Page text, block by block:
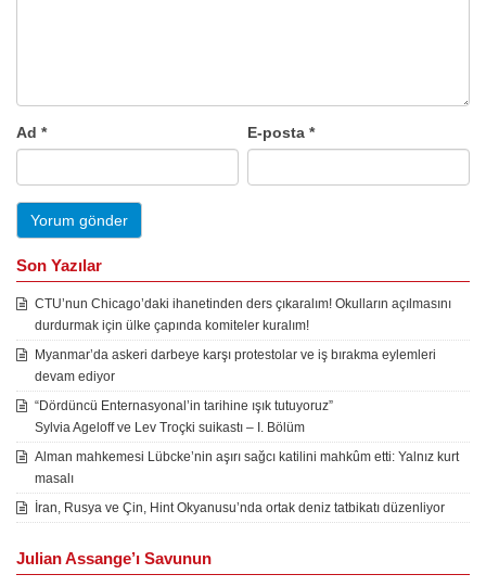
Ad * E-posta*
Son Yazılar
CTU’nun Chicago’daki ihanetinden ders çıkaralım! Okulların açılmasını
durdurmak için ülke çapında komiteler kuralım!
Myanmar’da askeri darbeye karşı protestolar ve iş bırakma eylemleri
devam ediyor
“Dördüncü Enternasyonal’in tarihine ışık tutuyoruz”
Sylvia Ageloff ve Lev Troçki suikastı – I. Bölüm
Alman mahkemesi Lübcke’nin aşırı sağcı katilini mahkûm etti: Yalnız kurt
masalı
İran, Rusya ve Çin, Hint Okyanusu’nda ortak deniz tatbikatı düzenliyor
Julian Assange’ı Savunun